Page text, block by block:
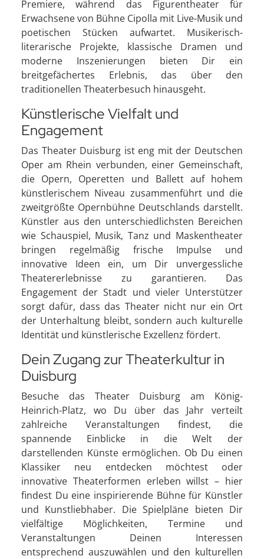
Premiere, während das Figurentheater für
Erwachsene von Bühne Cipolla mit Live-Musik und
poetischen Stücken aufwartet. Musikerisch-
literarische Projekte, klassische Dramen und
moderne Inszenierungen bieten Dir ein
breitgefächertes Erlebnis, das über den
traditionellen Theaterbesuch hinausgeht.
Künstlerische Vielfalt und
Engagement
Das Theater Duisburg ist eng mit der Deutschen
Oper am Rhein verbunden, einer Gemeinschaft,
die Opern, Operetten und Ballett auf hohem
künstlerischem Niveau zusammenführt und die
zweitgrößte Opernbühne Deutschlands darstellt.
Künstler aus den unterschiedlichsten Bereichen
wie Schauspiel, Musik, Tanz und Maskentheater
bringen regelmäßig frische Impulse und
innovative Ideen ein, um Dir unvergessliche
Theatererlebnisse zu garantieren. Das
Engagement der Stadt und vieler Unterstützer
sorgt dafür, dass das Theater nicht nur ein Ort
der Unterhaltung bleibt, sondern auch kulturelle
Identität und künstlerische Exzellenz fördert.
Dein Zugang zur Theaterkultur in
Duisburg
Besuche das Theater Duisburg am König-
Heinrich-Platz, wo Du über das Jahr verteilt
zahlreiche Veranstaltungen findest, die
spannende Einblicke in die Welt der
darstellenden Künste ermöglichen. Ob Du einen
Klassiker neu entdecken möchtest oder
innovative Theaterformen erleben willst – hier
findest Du eine inspirierende Bühne für Künstler
und Kunstliebhaber. Die Spielpläne bieten Dir
vielfältige Möglichkeiten, Termine und
Veranstaltungen Deinen Interessen
entsprechend auszuwählen und den kulturellen